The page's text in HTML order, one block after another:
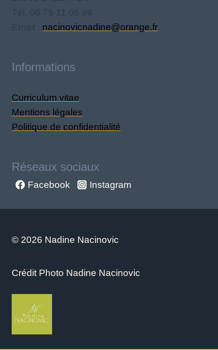
nacinovicnadine@orange.fr
Informations
Curriculum vitae
Mentions légales
Politique de confidentialité
Réseaux sociaux
Facebook Instagram
© 2026 Nadine Nacinovic
Crédit Photo Nadine Nacinovic